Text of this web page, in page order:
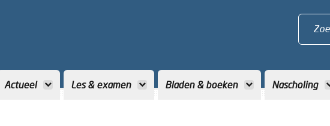
Actueel Les & examen Bladen & boeken Nascholing